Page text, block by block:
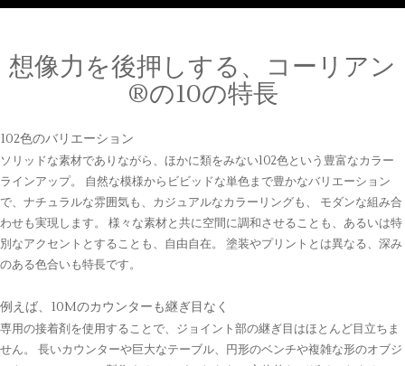
想像力を後押しする、コーリアン
®の10の特長
102色のバリエーション
ソリッドな素材でありながら、ほかに類をみない102色という豊富なカラー
ラインアップ。 自然な模様からビビッドな単色まで豊かなバリエーション
で、ナチュラルな雰囲気も、カジュアルなカラーリングも、 モダンな組み合
わせも実現します。 様々な素材と共に空間に調和させることも、あるいは特
別なアクセントとすることも、自由自在。 塗装やプリントとは異なる、深み
のある色合いも特長です。
例えば、10Mのカウンターも継ぎ目なく
専用の接着剤を使用することで、ジョイント部の継ぎ目はほとんど目立ちま
せん。 長いカウンターや巨大なテーブル、円形のベンチや複雑な形のオブジ